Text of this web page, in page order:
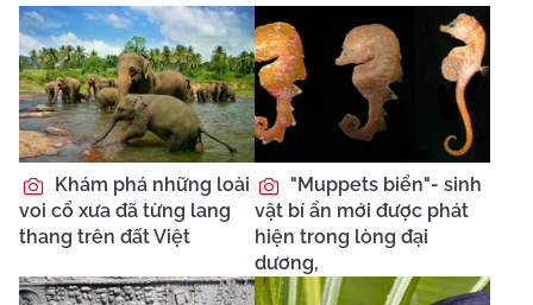
Khám phá những loài
voi cổ xưa đã từng lang
thang trên đất Việt
"Muppets biển"- sinh
vật bí ẩn mới được phát
hiện trong lòng đại
dương,